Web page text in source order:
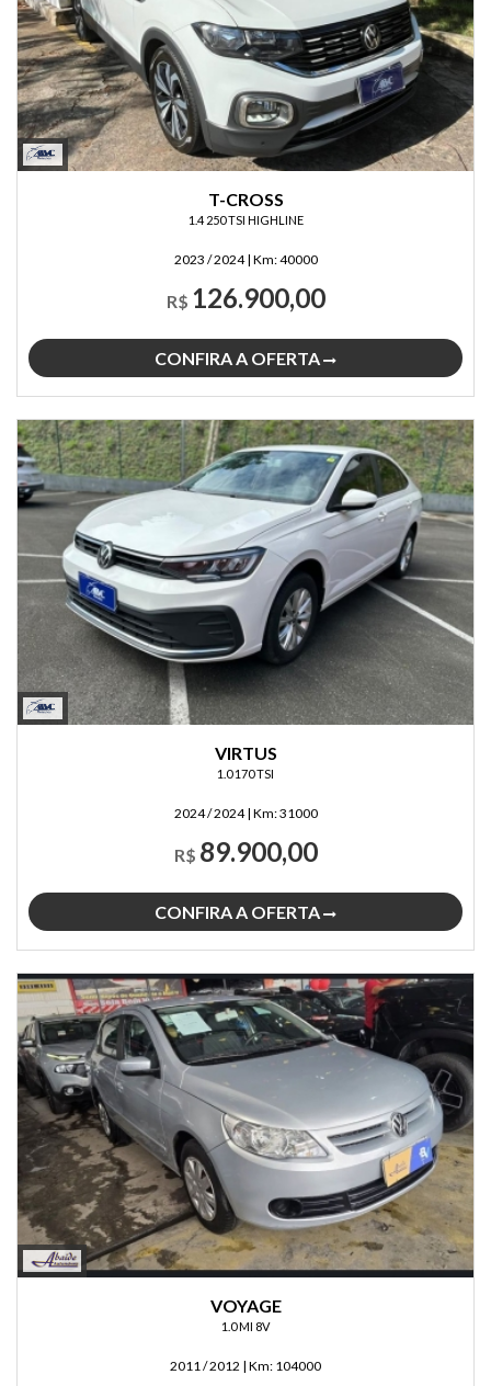
T-CROSS
1.4 250 TSI HIGHLINE
2023 / 2024| Km:40000
R$ 126.900,00
CONFIRA A OFERTA
VIRTUS
1.0 170 TSI
2024 / 2024| Km:31000
R$ 89.900,00
CONFIRA A OFERTA
VOYAGE
1.0 MI 8V
2011 / 2012 | Km: 104000